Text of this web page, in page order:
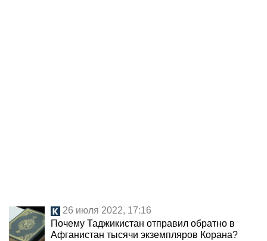
26 июля 2022, 17:16
Почему Таджикистан отправил обратно в
Афганистан тысячи экземпляров Корана?